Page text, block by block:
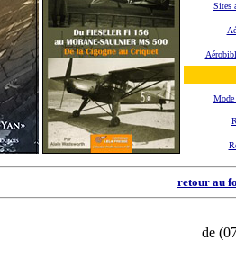
Sites
retour au
de